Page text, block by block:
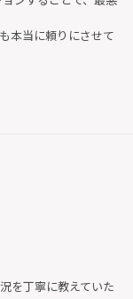
本当に頼りにさせて
を丁寧に教えていた